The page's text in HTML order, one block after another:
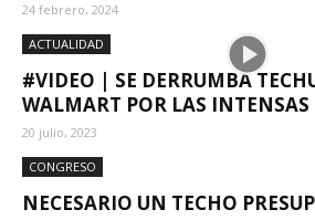
24 febrero, 2024
ACTUALIDAD
#VIDEO | SE DERRUMBA
WALMART POR LAS INTENSAS
20 julio, 2023
CONGRESO
NECESARIO UN TECHO